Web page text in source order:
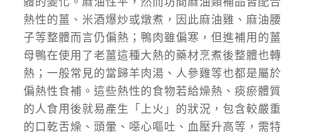
熱性的薑、米酒爆炒或燉煮，因此麻油雞、麻油腰
子等整體而言仍偏熱；鴨肉雖偏寒，但進補用的薑
母鴨在使用了老薑這種大熱的藥材烹煮後整體也轉
熱；一般常見的當歸羊肉湯、人參雞等也都是屬於
偏熱性食補。這些熱性的食物若給燥熱、痰瘀體質
的人食用後就易產生「上火」的狀況，包含較嚴重
的口乾舌燥、頭暈、噁心嘔吐、血壓升高等，需特